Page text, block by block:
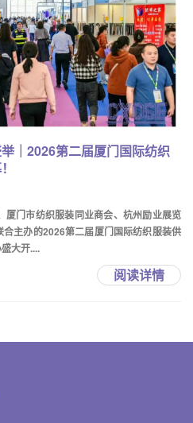
｜2026第二届厦门国际纺织
门市纺织服装同业商会、杭州励业展览
主办的2026第二届厦门国际纺织服装供
大开....
阅读详情